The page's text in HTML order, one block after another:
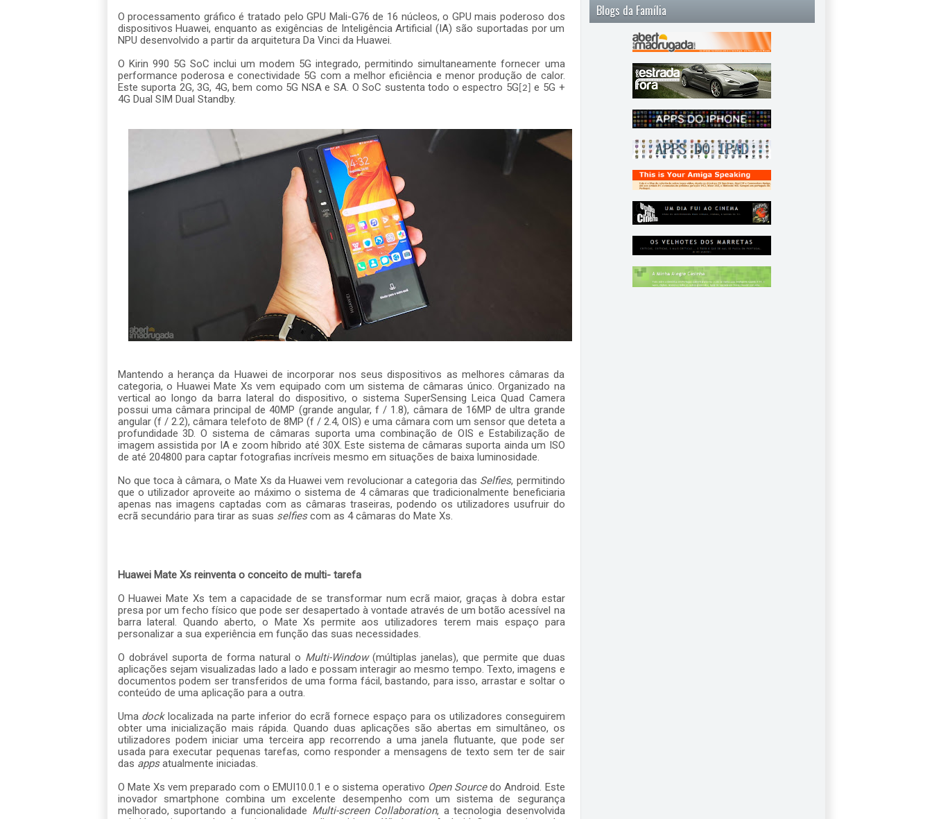
O processamento gráfico é tratado pelo GPU Mali-G76 de 16 núcleos, o GPU mais poderoso dos
dispositivos Huawei, enquanto as exigências de Inteligência Artificial (IA) são suportadas por um
NPU desenvolvido a partir da arquitetura Da Vinci da Huawei.
O Kirin 990 5G SoC inclui um modem 5G integrado, permitindo simultaneamente fornecer uma
performance poderosa e conectividade 5G com a melhor eficiência e menor produção de calor.
Este suporta 2G, 3G, 4G, bem como 5G NSA e SA. O SoC sustenta todo o espectro 5G [2]
e 5G +
4G Dual SIM Dual Standby.
Mantendo a herança da Huawei de incorporar nos seus dispositivos as melhores câmaras da
categoria, o Huawei Mate Xs vem equipado com um sistema de câmaras único. Organizado na
vertical ao longo da barra lateral do dispositivo, o sistema SuperSensing Leica Quad Camera
possui uma câmara principal de 40MP (grande angular, f / 1.8), câmara de 16MP de ultra grande
angular (f / 2.2), câmara telefoto de 8MP (f / 2.4, OIS) e uma câmara com um sensor que deteta a
profundidade 3D. O sistema de câmaras suporta uma combinação de OIS e Estabilização de
imagem assistida por IA e zoom híbrido até 30X. Este sistema de câmaras suporta ainda um ISO
de até 204800 para captar fotografias incríveis mesmo em situações de baixa luminosidade.
No que toca à câmara, o Mate Xs da Huawei vem revolucionar a categoria das Selfies, permitindo
que o utilizador aproveite ao máximo o sistema de 4 câmaras que tradicionalmente beneficiaria
apenas nas imagens captadas com as câmaras traseiras, podendo os utilizadores usufruir do
ecrã secundário para tirar as suas selfiescom as 4 câmaras do Mate Xs.
Huawei Mate Xs reinventa o conceito de multi- tarefa
O Huawei Mate Xs tem a capacidade de se transformar num ecrã maior, graças à dobra estar
presa por um fecho físico que pode ser desapertado à vontade através de um botão acessível na
barra lateral. Quando aberto, o Mate Xs permite aos utilizadores terem mais espaço para
personalizar a sua experiência em função das suas necessidades.
O dobrável suporta de forma natural o Multi-Window(múltiplas janelas), que permite que duas
aplicações sejam visualizadas lado a lado e possam interagir ao mesmo tempo. Texto, imagens e
documentos podem ser transferidos de uma forma fácil, bastando, para isso, arrastar e soltar o
conteúdo de uma aplicação para a outra.
Uma docklocalizada na parte inferior do ecrã fornece espaço para os utilizadores conseguirem
obter uma inicialização mais rápida. Quando duas aplicações são abertas em simultâneo, os
utilizadores podem iniciar uma terceira app recorrendo a uma janela flutuante, que pode ser
usada para executar pequenas tarefas, como responder a mensagens de texto sem ter de sair
das appsatualmente iniciadas.
O Mate Xs vem preparado com o EMUI10.0.1 e o sistema operativo Open Sourcedo Android. Este
inovador smartphone combina um excelente desempenho com um sistema de segurança
melhorado, suportando a funcionalidade Multi-screen Collaboration, a tecnologia desenvolvida
Blogs da Família